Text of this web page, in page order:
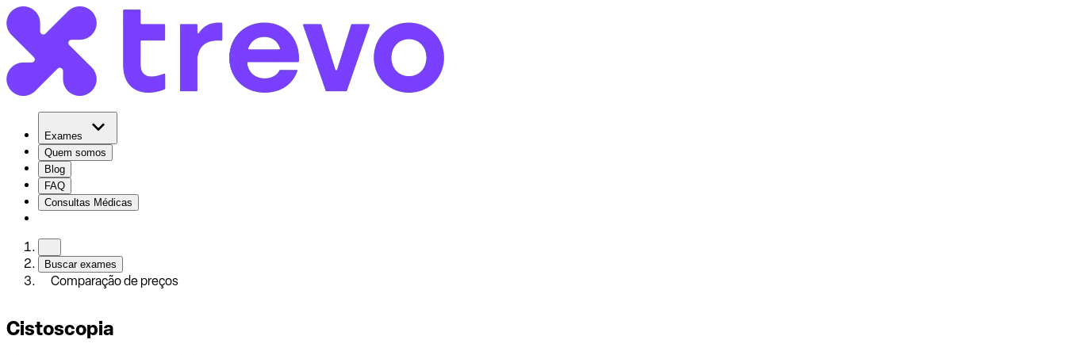
Exames
Quem somos
Blog
FAQ
Consultas Médicas
Buscar exames
Comparação de preços
Cistoscopia